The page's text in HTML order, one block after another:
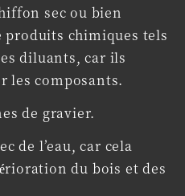
sec ou bien
produits chimiques tels
diluants, car ils
les composants.
de gravier.
de l’eau, car cela
du bois et des